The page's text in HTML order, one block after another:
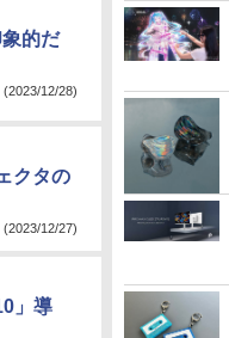
的だ
(2023/12/28)
クタの
(2023/12/27)
」導